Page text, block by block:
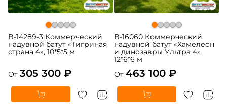
B-14289-3 Коммерческий
надувной батут «Тигриная
страна 4», 10*5*5 м
От 305 300 ₽
B-16060 Коммерческий
надувной батут «Хамелеон
и динозавры Ультра 4»
12*6*6 м
От 463 100 ₽